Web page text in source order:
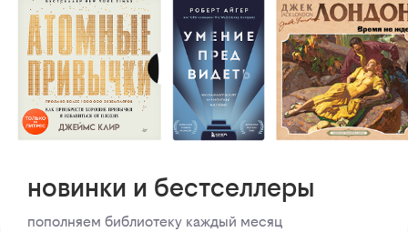
новинки и бестселлеры
пополняем библиотеку каждый месяц